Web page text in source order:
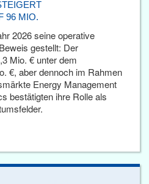
96 MIO.
2026 seine operative
gestellt: Der
Mio. € unter dem
€, aber dennoch im Rahmen
Energy Management
bestätigten ihre Rolle als